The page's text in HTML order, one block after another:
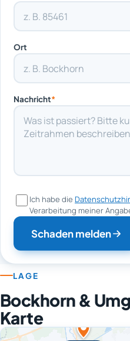
Ort
Nachricht*
Ich habe die
Verarbeitung meiner
Schaden melden
LAGE
Bockhorn &
Karte